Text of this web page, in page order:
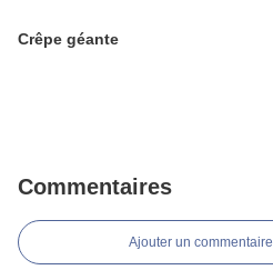
Crêpe géante
Commentaires
Ajouter un commentaire